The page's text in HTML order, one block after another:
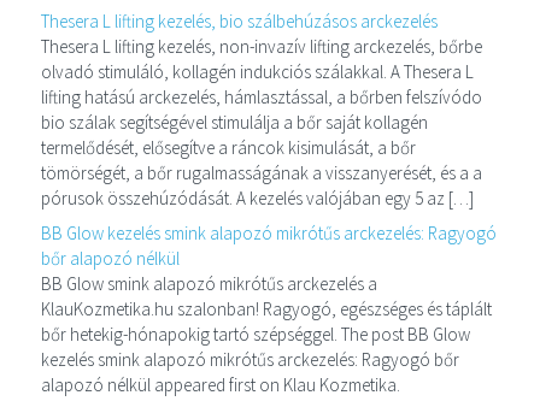
Thesera L lifting kezelés, bio szálbehúzásos arckezelés
Thesera L lifting kezelés, non-invazív lifting arckezelés, bőrbe
olvadó stimuláló, kollagén indukciós szálakkal. A Thesera L
lifting hatású arckezelés, hámlasztással, a bőrben felszívódo
bio szálak segítségével stimulálja a bőr saját kollagén
termelődését, elősegítve a ráncok kisimulását, a bőr
tömörségét, a bőr rugalmasságának a visszanyerését, és a a
pórusok összehúzódását. A kezelés valójában egy 5 az […]
BB Glow kezelés smink alapozó mikrótűs arckezelés: Ragyogó
bőr alapozó nélkül
BB Glow smink alapozó mikrótűs arckezelés a
KlauKozmetika.hu szalonban! Ragyogó, egészséges és táplált
bőr hetekig-hónapokig tartó szépséggel. The post BB Glow
kezelés smink alapozó mikrótűs arckezelés: Ragyogó bőr
alapozó nélkül appeared first on Klau Kozmetika.